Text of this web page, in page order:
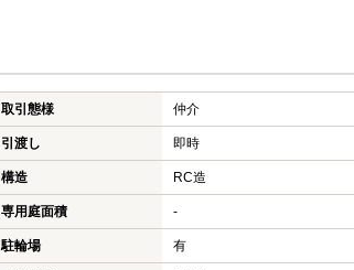
取引態様 仲介
引渡し 即時
構造 RC造
専用庭面積 -
駐輪場 有